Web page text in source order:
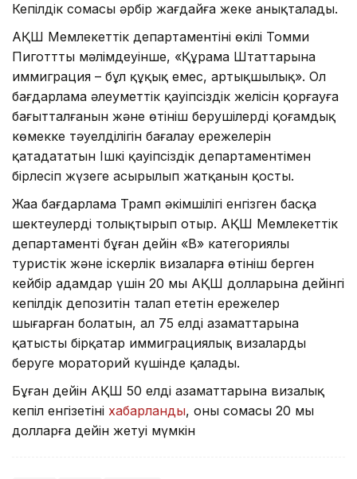
Кепілдік сомасы әрбір жағдайға жеке анықталады.
АҚШ Мемлекеттік департаментінің өкілі Томми
Пиготттың мәлімдеуінше, «Құрама Штаттарына
иммиграция – бұл құқық емес, артықшылық». Ол
бағдарлама әлеуметтік қауіпсіздік желісін қорғауға
бағытталғанын және өтініш берушілердің қоғамдық
көмекке тәуелділігін бағалау ережелерін
қатаңдататын Ішкі қауіпсіздік департаментімен
бірлесіп жүзеге асырылып жатқанын қосты.
Жаңа бағдарлама Трамп әкімшілігі енгізген басқа
шектеулерді толықтырып отыр. АҚШ Мемлекеттік
департаменті бұған дейін «В» категориялы
туристік және іскерлік визаларға өтініш берген
кейбір адамдар үшін 20 мың АҚШ долларына дейінгі
кепілдік депозитін талап ететін ережелер
шығарған болатын, ал 75 елдің азаматтарына
қатысты бірқатар иммиграциялық визаларды
беруге мораторий күшінде қалады.
Бұған дейін АҚШ 50 елдің азаматтарына визалық
кепіл енгізетіні хабарланды, оның сомасы 20 мың
долларға дейін жетуі мүмкін